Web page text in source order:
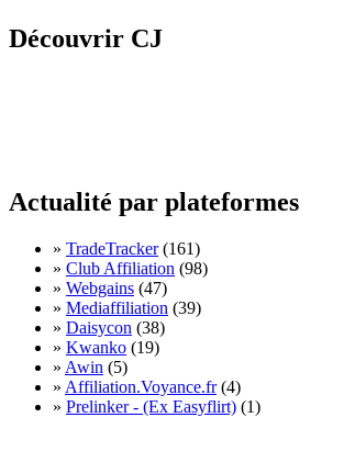
Découvrir CJ
Actualité par plateformes
» TradeTracker (161)
» Club Affiliation (98)
» Webgains (47)
» Mediaffiliation (39)
» Daisycon (38)
» Kwanko (19)
» Awin (5)
» Affiliation.Voyance.fr (4)
» Prelinker - (Ex Easyflirt) (1)